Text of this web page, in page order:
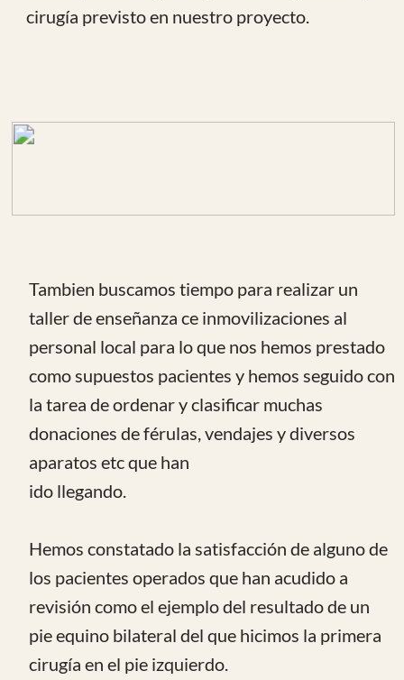
Hemos constatado la satisfacción de alguno de
los pacientes operados que han acudido a
escuela local y revisar los niños durante el
Ver Todos los comentarios